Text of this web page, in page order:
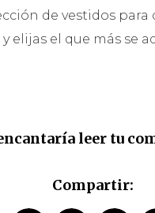
de vestidos para
elijas el que más se
leer tu
Compartir: